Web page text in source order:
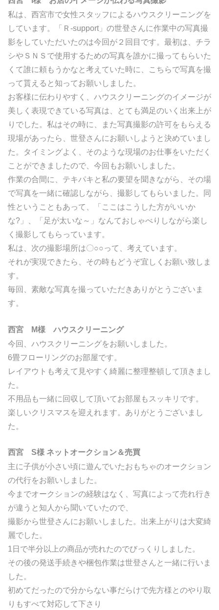
私は、西宮市で女性スタッフによるハウスクリーニングを
しています。「Ｒ-support」の世登さんに作業中の写真撮
影をしていただいたのは今回が２回目です。 最初は、チラ
シやＳＮＳで使用するための写真を誰かに撮ってもらいた
くて誰に頼もうかなと考えていた時に、こちらで写真を撮
って貰えると知ってお願いしました。
お客様に伝わりやすく、ハウスクリーニングのイメージが
美しく表現できている写真は、とても満足のいく出来上が
りでした。 私はその時に、また写真撮影の許可をもらえる
現場があったら、世登さんにお願いしようと決めていまし
た。タイミングよく、そのような現場のお仕事をいただく
ことができましたので、今回もお願いしました。
作業の合間に、テキパキと私の要望を聞きながら、その場
で写真を一緒に確認しながら、撮影してもらいました。
同
性ということもあって、「ここはこうした方がいいか
な?」、「足が太いな～」なんておしゃべりしながら楽し
く撮影してもらっています。
私は、次の撮影場所は〇○○って、考えています。
それが実現できたら、その時もどうぞ宜しくお願い致しま
す。
毎回、素敵な写真を撮っていただきありがとうございま
す。
西宮 M様 ハウスクリーニング
今回、ハウスクリーニングをお願いしました。
6畳フローリングのお部屋です。
レイアウトも考えて見やすく綺麗に整理整頓して頂きまし
た。
不用品も一緒に回収して頂いてお部屋もスッキリです。
楽しいクリスマスを迎えれます。 ありがとうございまし
た。
西宮 S様 ネットオークション＆売買
主に子供が小さい頃に遊んでいたおもちゃのオークション
の代行をお願いしました。
今までオークションの経験はなく、写真によって売れ行き
が違うと知人から聞いていたので、
撮影から世登さんにお願いしました。出来上がりは大変綺
麗でした。
1日で半分以上の商品が売れたのでびっくりしました。
その後の発送手続きや梱包作業は世登さんと一緒に行いま
した。
初めてだったので分からない事だらけで先方様とのやり取
りもすべて対応して下さり